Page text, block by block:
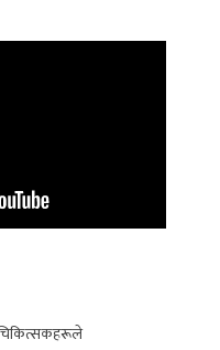
चिकित्सकहरूले